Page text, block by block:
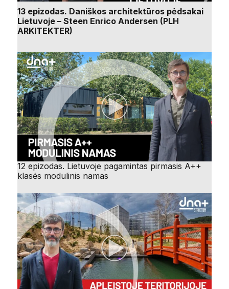
13 epizodas. Daniškos architektūros pėdsakai
Lietuvoje – Steen Enrico Andersen (PLH
ARKITEKTER)
12 epizodas. Lietuvoje pagamintas pirmasis A++
klasės modulinis namas